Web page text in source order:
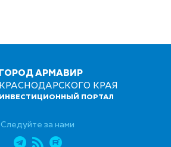
ГОРОД АРМАВИР
КРАСНОДАРСКОГО КРАЯ
ИНВЕСТИЦИОННЫЙ ПОРТАЛ
Следуйте за нами